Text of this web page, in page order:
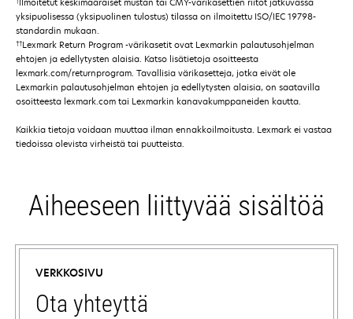
yksipuolisessa (yksipuolinen tulostus) tilassa on ilmoitettu ISO/IEC 19798-
standardin mukaan.
††Lexmark Return Program -värikasetit ovat Lexmarkin palautusohjelman
ehtojen ja edellytysten alaisia. Katso lisätietoja osoitteesta
lexmark.com/returnprogram. Tavallisia värikasetteja, jotka eivät ole
Lexmarkin palautusohjelman ehtojen ja edellytysten alaisia, on saatavilla
osoitteesta lexmark.com tai Lexmarkin kanavakumppaneiden kautta.
Kaikkia tietoja voidaan muuttaa ilman ennakkoilmoitusta. Lexmark ei vastaa
tiedoissa olevista virheistä tai puutteista.
Aiheeseen liittyvää sisältöä
VERKKOSIVU
Ota yhteyttä